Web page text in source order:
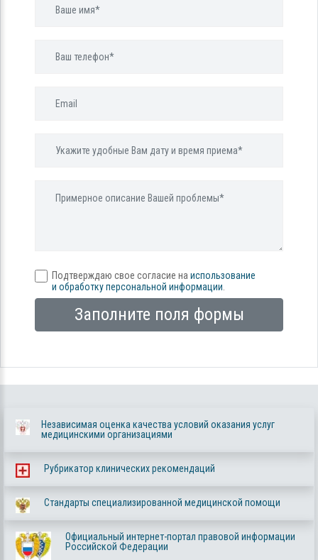
Подтверждаю свое согласие на использование
и обработку персональной информации
Заполните поля формы
Независимая оценка качества условий оказания услуг
медицинскими организациями
Рубрикатор клинических рекомендаций
Стандарты специализированной медицинской помощи
Официальный интернет-портал правовой информации
Российской Федерации